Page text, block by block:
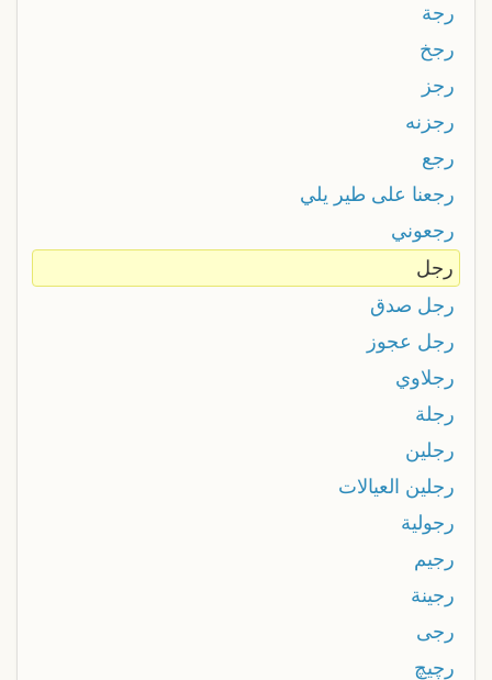
رجة
رجخ
رجز
رجزنه
رجع
رجعنا على طير يلي
رجعوني
رجل
رجل صدق
رجل عجوز
رجلاوي
رجلة
رجلين
رجلين العيالات
رجولية
رجيم
رجينة
رجی
رچيچ